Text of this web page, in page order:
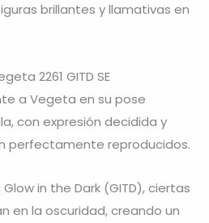
brillantes y llamativas en
2261 GITD SE
a Vegeta en su pose
con expresión decidida y
perfectamente reproducidos.
in the Dark (GITD), ciertas
en la oscuridad, creando un